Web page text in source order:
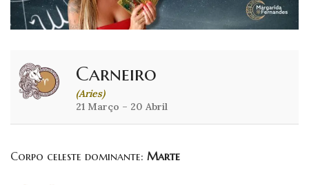
Carneiro
(Aries)
21 Março – 20 Abril
Corpo celeste dominante: Marte